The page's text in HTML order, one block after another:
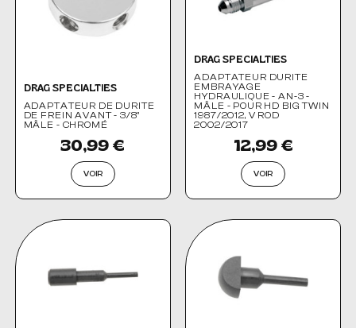
DRAG SPECIALTIES
ADAPTATEUR DE DURITE
DE FREIN AVANT - 3/8"
MÂLE - CHROMÉ
30,99 €
VOIR
DRAG SPECIALTIES
ADAPTATEUR DURITE
EMBRAYAGE
HYDRAULIQUE - AN-3 -
MÂLE - POUR HD BIG TWIN
1987/2012, V ROD
2002/2017
12,99 €
VOIR